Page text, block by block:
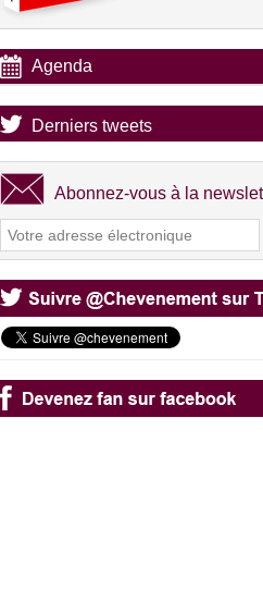
Agenda
Derniers tweets
Abonnez-vous à la